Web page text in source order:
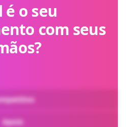
é o seu
com seus
Apoio